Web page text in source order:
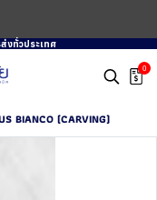
งทั่วประเทศ
0
BIANCO (CARVING)